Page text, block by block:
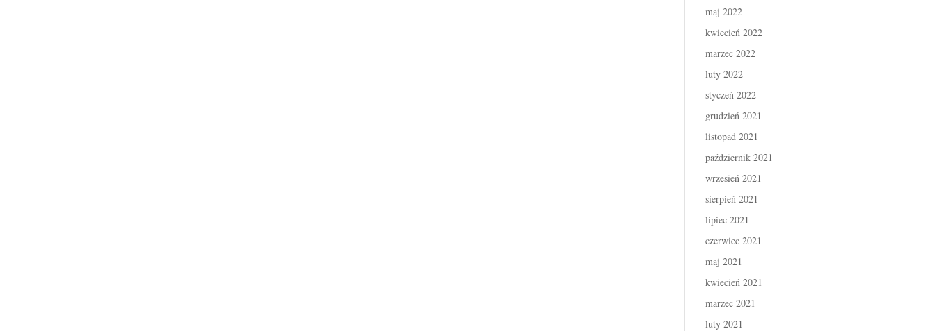
maj 2022
kwiecień 2022
marzec 2022
luty 2022
styczeń 2022
grudzień 2021
listopad 2021
październik 2021
wrzesień 2021
sierpień 2021
lipiec 2021
czerwiec 2021
maj 2021
kwiecień 2021
marzec 2021
luty 2021